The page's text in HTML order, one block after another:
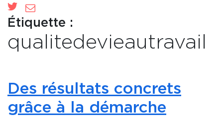
Étiquette :
qualitedevieautravail
Des résultats concrets
grâce à la démarche